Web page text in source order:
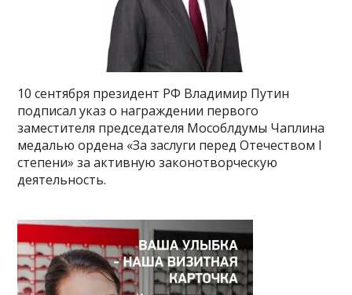
10 сентября президент РФ Владимир Путин
подписал указ о награждении первого
заместителя председателя Мособлдумы Чаплина
медалью ордена «За заслуги перед Отечеством I
степени» за активную законотворческую
деятельность.